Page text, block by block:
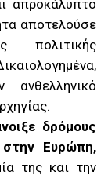
απροκάλυπτο
αποτελούσε
πολιτικής
δρόμους
στην Ευρώπη,
της και την